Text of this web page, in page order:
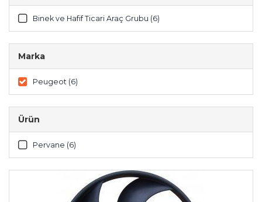
Binek ve Hafif Ticari Araç Grubu (6)
Marka
Peugeot (6)
Ürün
Pervane (6)